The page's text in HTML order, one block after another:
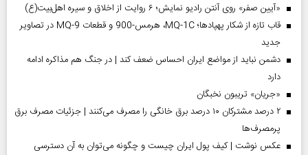
«آیین صفر» روی آنتن رادیو نمایش؛ ۶ روایت از اخلاق و سیره اهل‌بیت(ع)
قاب تازه از شکار پهپادها؛ MQ-1C، هرمس-900 و قطعات MQ-9 در تصاویر
جدید
دشمن نباید از مواضع ایران احساس ضعف کند | در جنگ هم مذاکره ادامه
دارد
«جریان» تریبون نخبگان
۲ درصد مشترکان ۱۰ درصد برق خانگی را مصرف می‌کنند | جزئیات مصرف برق
پرمصرف‌ها
عکس نوشت | کیف پول ایران چیست و چگونه می‌توان به آن دسترسی